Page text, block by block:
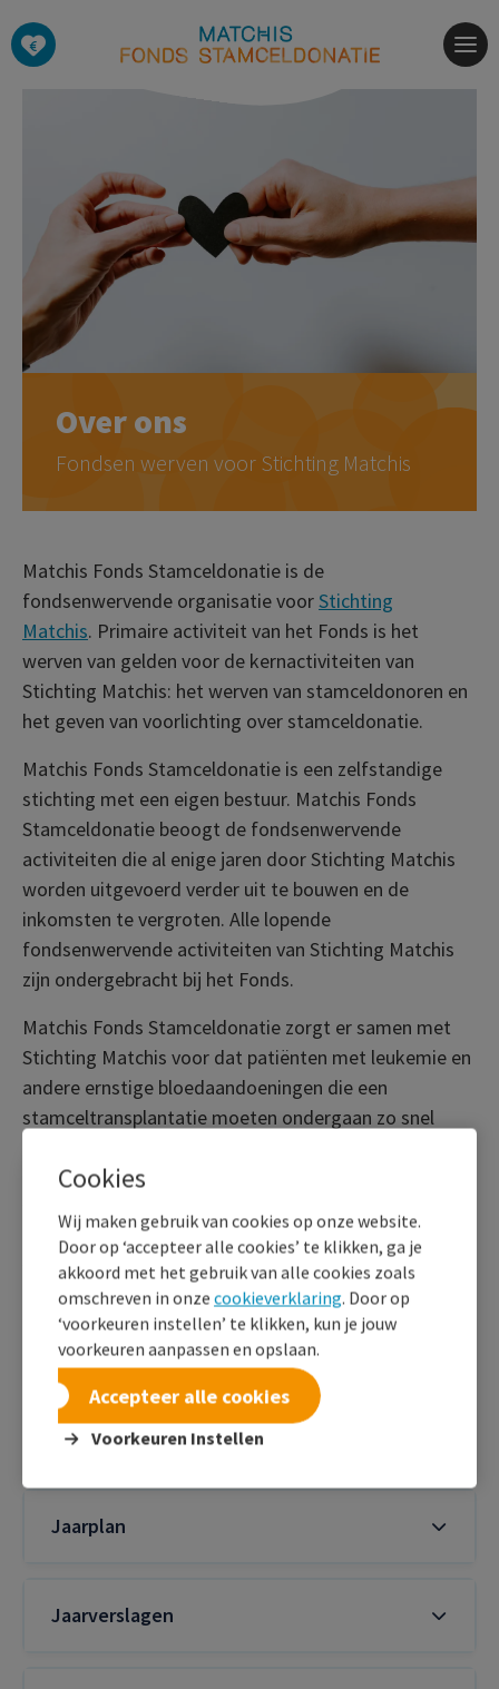
naar
hoofdinhoud
Over ons
Fondsen werven voor Stichting Matchis
Matchis Fonds Stamceldonatie is de
fondsenwervende organisatie voorStichting
Matchis. Primaire activiteit van het Fonds is het
werven van gelden voor de kernactiviteiten van
Stichting Matchis: het werven van stamceldonoren en
het geven van voorlichting over stamceldonatie.
Matchis Fonds Stamceldonatie is een zelfstandige
stichting met een eigen bestuur. Matchis Fonds
Stamceldonatie beoogt de fondsenwervende
activiteiten die al enige jaren door Stichting Matchis
worden uitgevoerd verder uit te bouwen en de
inkomsten te vergroten. Alle lopende
fondsenwervende activiteiten van Stichting Matchis
zijn ondergebracht bij het Fonds.
Matchis Fonds Stamceldonatie zorgt er samen met
Stichting Matchis voor dat patiënten met leukemie en
andere ernstige bloedaandoeningen die een
stamceltransplantatie moeten ondergaan zo snel
stamceldonoren en de daarbij horende inhoudelijke
ook om het afzenderschap duidelijk naar de
verschillende doelgroepen te kunnen communiceren.
Bestuur
Medewerkers
Jaarplan
Jaarverslagen
Cookies
Wij maken gebruik van cookies op onze website.
Door op ‘accepteer alle cookies’ te klikken, ga je
akkoord met het gebruik van alle cookies zoals
omschreven in onze cookieverklaring. Door op
‘voorkeuren instellen’ te klikken, kun je jouw
voorkeuren aanpassen en opslaan.
Accepteer alle cookies
Voorkeuren Instellen